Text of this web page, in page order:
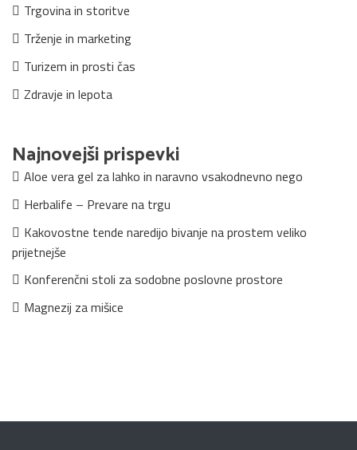
Trgovina in storitve
Trženje in marketing
Turizem in prosti čas
Zdravje in lepota
Najnovejši prispevki
Aloe vera gel za lahko in naravno vsakodnevno nego
Herbalife – Prevare na trgu
Kakovostne tende naredijo bivanje na prostem veliko
prijetnejše
Konferenčni stoli za sodobne poslovne prostore
Magnezij za mišice